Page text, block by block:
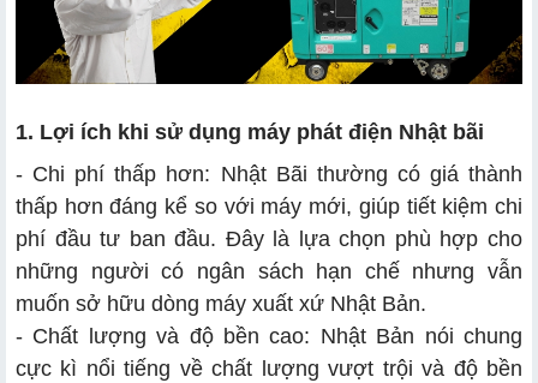
3.2 Đánh giá tình trạng máy phát
3.3 Kiểm tra và thử nghiệm máy phát điện tại chỗ
3.4 Xem xét lịch sử bảo dưỡng và sửa chữa
3.5 Dịch vụ hỗ trợ kĩ thuật và dịch vụ bảo dưỡng
1. Lợi ích khi sử dụng máy phát điện Nhật bãi
- Chi phí thấp hơn: Nhật Bãi thường có giá thành
thấp hơn đáng kể so với máy mới, giúp tiết kiệm chi
phí đầu tư ban đầu. Đây là lựa chọn phù hợp cho
những người có ngân sách hạn chế nhưng vẫn
muốn sở hữu dòng máy xuất xứ Nhật Bản.
- Chất lượng và độ bền cao: Nhật Bản nói chung
cực kì nổi tiếng về chất lượng vượt trội và độ bền